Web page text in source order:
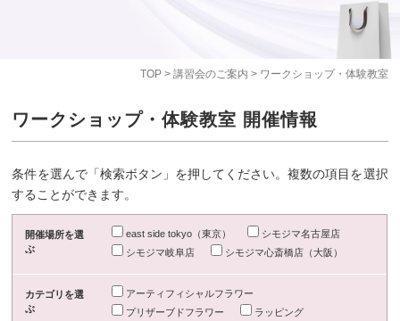
TOP> 講習会のご案内 > ワークショップ・体験教室
ワークショップ・体験教室 開催情報
条件を選んで「検索ボタン」を押してください。複数の項目を選択
することができます。
開催場所を選
ぶ
east side tokyo（東京）
シモジマ名古屋店
シモジマ岐阜店
シモジマ心斎橋店（大阪）
カテゴリを選
ぶ
アーティフィシャルフラワー
プリザーブドフラワー
ラッピング